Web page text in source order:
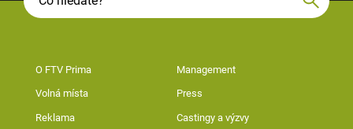
O FTV Prima Management
Volná místa Press
Reklama Castingy a výzvy